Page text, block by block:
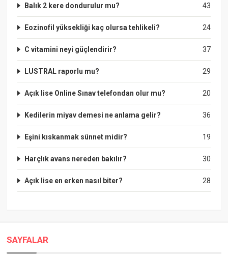
43
Balık 2 kere dondurulur mu?
24
Eozinofil yüksekliği kaç olursa tehlikeli?
37
C vitamini neyi güçlendirir?
29
LUSTRAL raporlu mu?
20
Açık lise Online Sınav telefondan olur mu?
36
Kedilerin miyav demesi ne anlama gelir?
19
Eşini kıskanmak sünnet midir?
30
Harçlık avans nereden bakılır?
28
Açık lise en erken nasıl biter?
SAYFALAR